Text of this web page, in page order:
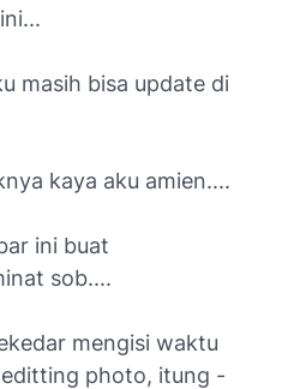
masih bisa update di
kaya aku amien....
ini buat
sob....
mengisi waktu
editting photo, itung -